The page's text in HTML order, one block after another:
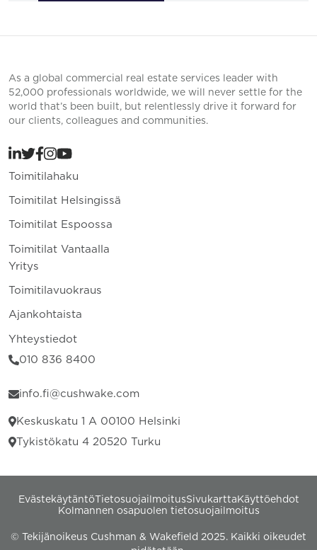
As a global commercial real estate services leader with
52,000 professionals worldwide, we will never settle for the
world that’s been built, but relentlessly drive it forward for
our clients, colleagues and communities.
Toimitilahaku
Toimitilat Helsingissä
Toimitilat Espoossa
Toimitilat Vantaalla
Yritys
Toimitilavuokraus
Ajankohtaista
Yhteystiedot
010 836 8400
info.fi@cushwake.com
Keskuskatu 1 A 00100 Helsinki
Tykistökatu 4 20520 Turku
EvästekäytäntöTietosuojailmoitusSivukartta Käyttöehdot
Kolmannen osapuolen tietosuojailmoitus
© Tekijänoikeus Cushman & Wakefield 2025. Kaikki oikeudet